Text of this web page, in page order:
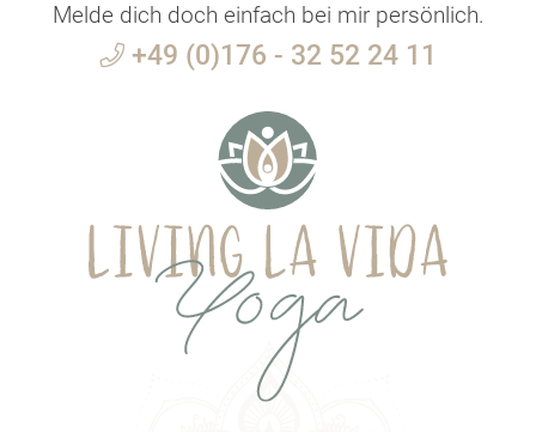
Melde dich doch einfach bei mir persönlich.
+49 (0)176 - 32 52 24 11